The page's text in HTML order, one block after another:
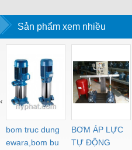
Sản phẩm xem nhiều
bom truc dung
ewara,bom bu
BƠM ÁP LỰC
TỰ ĐỘNG
‹